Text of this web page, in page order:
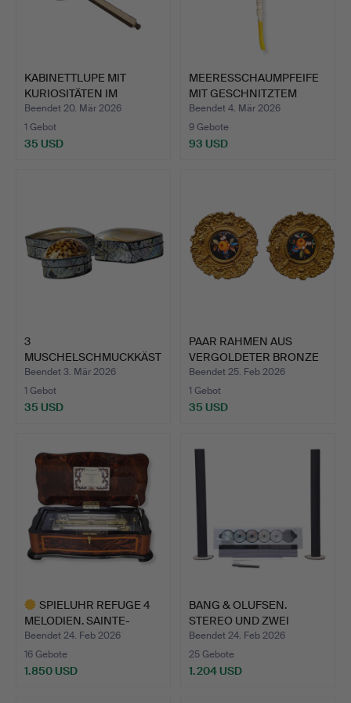
KABINETTLUPE MIT
KURIOSITÄTEN IM
FLACHRELI…
Beendet 20. Mär 2026
1 Gebot
35 USD
MEERESSCHAUMPFEIFE
MIT GESCHNITZTEM
PFLANZ…
Beendet 4. Mär 2026
9 Gebote
93 USD
3
MUSCHELSCHMUCKKÄST
CHEN.
Beendet 3. Mär 2026
1 Gebot
35 USD
PAAR RAHMEN AUS
VERGOLDETER BRONZE
MIT ZEN…
Beendet 25. Feb 2026
1 Gebot
35 USD
SPIELUHR REFUGE 4
MELODIEN. SAINTE-
CROIX. …
Beendet 24. Feb 2026
16 Gebote
1.850 USD
BANG & OLUFSEN.
STEREO UND ZWEI
LAUTSPRECH…
Beendet 24. Feb 2026
25 Gebote
1.204 USD